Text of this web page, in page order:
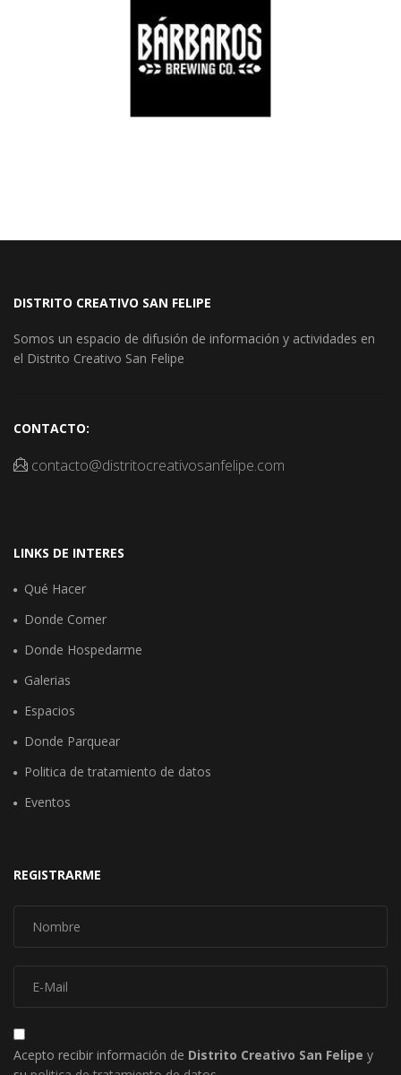
DISTRITO CREATIVO SAN FELIPE
Somos un espacio de difusión de información y actividades en
el Distrito Creativo San Felipe
CONTACTO:
contacto@distritocreativosanfelipe.com
LINKS DE INTERES
Qué Hacer
Donde Comer
Donde Hospedarme
Galerias
Espacios
Donde Parquear
Politica de tratamiento de datos
Eventos
REGISTRARME
Acepto recibir información de Distrito Creativo San Felipe y